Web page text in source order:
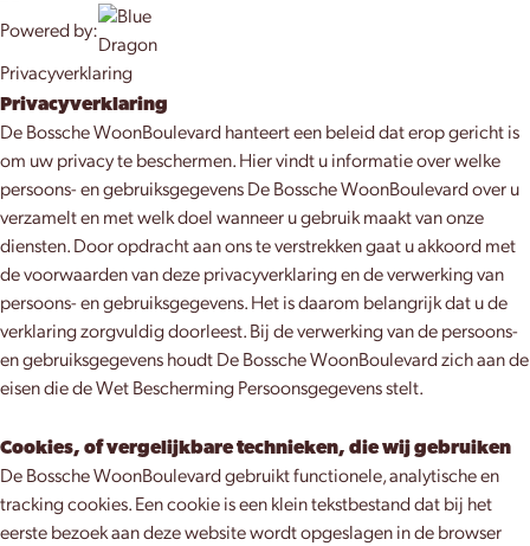
Powered by:
Privacyverklaring
Privacyverklaring
De Bossche WoonBoulevard hanteert een beleid dat erop gericht is
om uw privacy te beschermen. Hier vindt u informatie over welke
persoons- en gebruiksgegevens De Bossche WoonBoulevard over u
verzamelt en met welk doel wanneer u gebruik maakt van onze
diensten. Door opdracht aan ons te verstrekken gaat u akkoord met
de voorwaarden van deze privacyverklaring en de verwerking van
persoons- en gebruiksgegevens. Het is daarom belangrijk dat u de
verklaring zorgvuldig doorleest. Bij de verwerking van de persoons-
en gebruiksgegevens houdt De Bossche WoonBoulevard zich aan de
eisen die de Wet Bescherming Persoonsgegevens stelt.
Cookies, of vergelijkbare technieken, die wij gebruiken
De Bossche WoonBoulevard gebruikt functionele, analytische en
tracking cookies. Een cookie is een klein tekstbestand dat bij het
eerste bezoek aan deze website wordt opgeslagen in de browser